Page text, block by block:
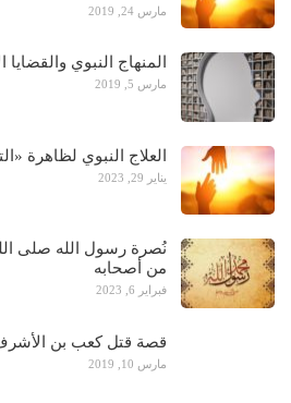
مارس 24, 2019
المنهاج النبوي والقضايا
مارس 5, 2019
العلاج النبوي لظاهرة
يناير 29, 2023
نُصرة رسول الله صلى
من أصحابه
فبراير 6, 2023
قصة قتل كعب بن
مارس 10, 2019